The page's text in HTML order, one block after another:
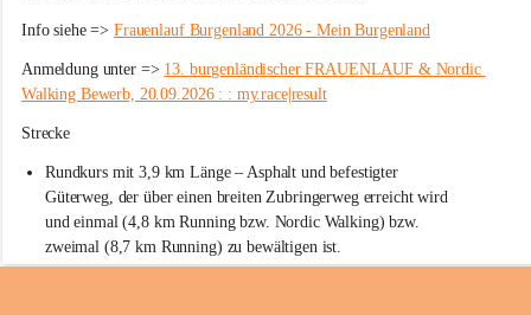
r
b
e
r
g
Info siehe => Frauenlauf Burgenland 2026 - Mein Burgenland
Anmeldung unter => 13. burgenländischer FRAUENLAUF & Nordic
Walking Bewerb, 20.09.2026 : : my.race|result
Strecke
Rundkurs mit 3,9 km Länge – Asphalt und befestigter
Güterweg, der über einen breiten Zubringerweg erreicht wird
und einmal (4,8 km Running bzw. Nordic Walking) bzw.
zweimal (8,7 km Running) zu bewältigen ist.